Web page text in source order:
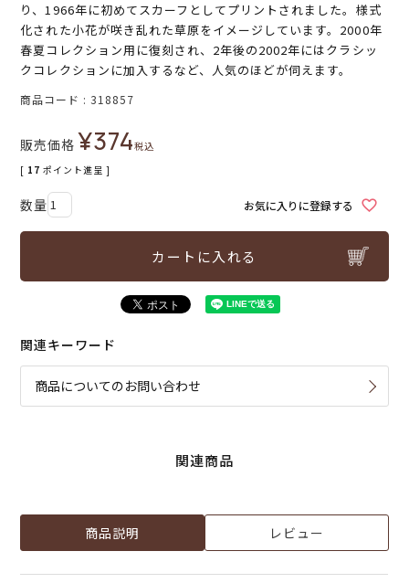
り、1966年に初めてスカーフとしてプリントされました。様式
化された小花が咲き乱れた草原をイメージしています。2000年
春夏コレクション用に復刻され、2年後の2002年にはクラシッ
クコレクションに加入するなど、人気のほどが伺えます。
商品コード 318857
販売価格 ¥374税込
[ 17 ポイント進呈 ]
お気に入りに登録する
カートに入れる
関連キーワード
商品についてのお問い合わせ
関連商品
商品説明 レビュー